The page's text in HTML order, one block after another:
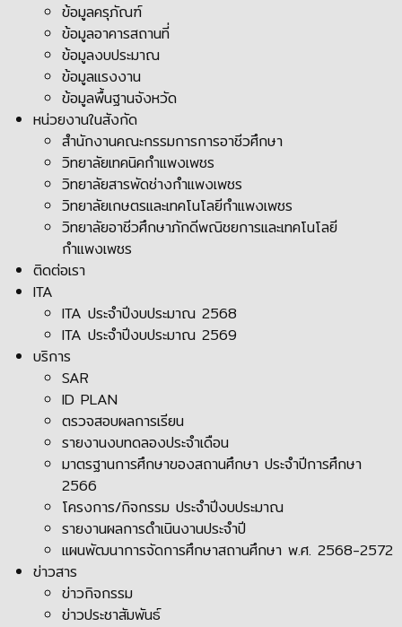
ข้อมูลครุภัณฑ์
ข้อมูลอาคารสถานที่
ข้อมูลงบประมาณ
ข้อมูลแรงงาน
ข้อมูลพื้นฐานจังหวัด
หน่วยงานในสังกัด
สำนักงานคณะกรรมการการอาชีวศึกษา
วิทยาลัยเทคนิคกำแพงเพชร
วิทยาลัยสารพัดช่างกำแพงเพชร
วิทยาลัยเกษตรและเทคโนโลยีกำแพงเพชร
วิทยาลัยอาชีวศึกษาภักดีพณิชยการและเทคโนโลยี
กำแพงเพชร
ติดต่อเรา
ITA
ITA ประจำปีงบประมาณ 2568
ITA ประจำปีงบประมาณ 2569
บริการ
SAR
ID PLAN
ตรวจสอบผลการเรียน
รายงานงบทดลองประจำเดือน
มาตรฐานการศึกษาของสถานศึกษา ประจำปีการศึกษา
2566
โครงการ/กิจกรรม ประจำปีงบประมาณ
รายงานผลการดำเนินงานประจำปี
แผนพัฒนาการจัดการศึกษาสถานศึกษา พ.ศ. 2568-2572
ข่าวสาร
ข่าวกิจกรรม
ข่าวประชาสัมพันธ์